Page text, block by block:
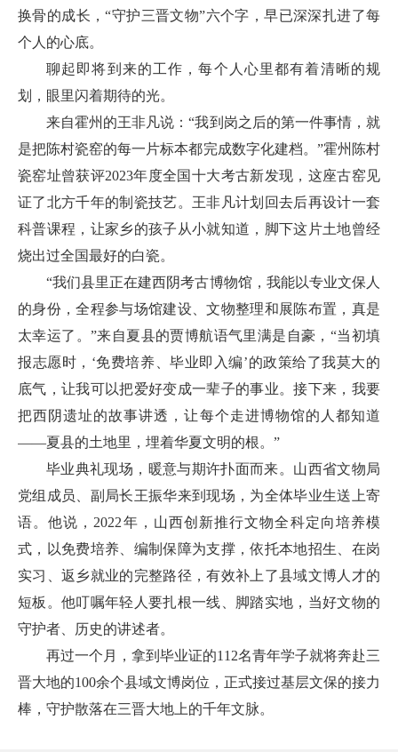
换骨的成长，“守护三晋文物”六个字，早已深深扎进了每
个人的心底。
聊起即将到来的工作，每个人心里都有着清晰的规
划，眼里闪着期待的光。
来自霍州的王非凡说：“我到岗之后的第一件事情，就
是把陈村瓷窑的每一片标本都完成数字化建档。”霍州陈村
瓷窑址曾获评2023年度全国十大考古新发现，这座古窑见
证了北方千年的制瓷技艺。王非凡计划回去后再设计一套
科普课程，让家乡的孩子从小就知道，脚下这片土地曾经
烧出过全国最好的白瓷。
“我们县里正在建西阴考古博物馆，我能以专业文保人
的身份，全程参与场馆建设、文物整理和展陈布置，真是
太幸运了。”来自夏县的贾博航语气里满是自豪，“当初填
报志愿时，‘免费培养、毕业即入编’的政策给了我莫大的
底气，让我可以把爱好变成一辈子的事业。接下来，我要
把西阴遗址的故事讲透，让每个走进博物馆的人都知道
——夏县的土地里，埋着华夏文明的根。”
毕业典礼现场，暖意与期许扑面而来。山西省文物局
党组成员、副局长王振华来到现场，为全体毕业生送上寄
语。他说，2022年，山西创新推行文物全科定向培养模
式，以免费培养、编制保障为支撑，依托本地招生、在岗
实习、返乡就业的完整路径，有效补上了县域文博人才的
短板。他叮嘱年轻人要扎根一线、脚踏实地，当好文物的
守护者、历史的讲述者。
再过一个月，拿到毕业证的112名青年学子就将奔赴三
晋大地的100余个县域文博岗位，正式接过基层文保的接力
棒，守护散落在三晋大地上的千年文脉。